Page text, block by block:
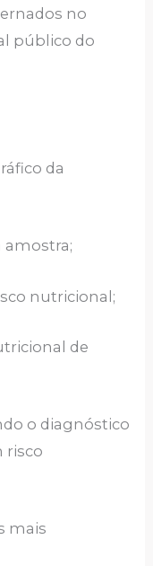
no
público do
da
nutricional;
de
o diagnóstico
risco
mais